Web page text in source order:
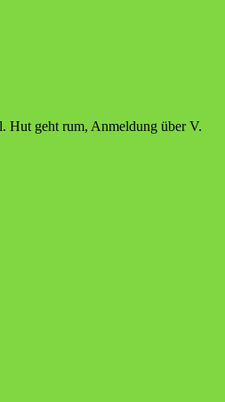
Hut geht rum, Anmel­dung über V.